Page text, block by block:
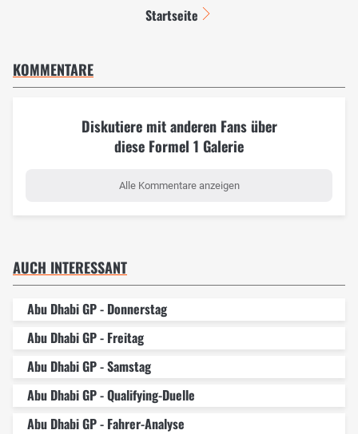
Startseite
KOMMENTARE
Diskutiere mit anderen Fans über
diese Formel 1 Galerie
Alle Kommentare anzeigen
AUCH INTERESSANT
Abu Dhabi GP - Donnerstag
Abu Dhabi GP - Freitag
Abu Dhabi GP - Samstag
Abu Dhabi GP - Qualifying-Duelle
Abu Dhabi GP - Fahrer-Analyse